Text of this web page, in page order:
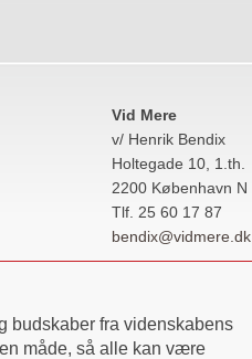
Vid Mere
v/ Henrik Bendix
Holtegade 10, 1.th.
2200 København N
Tlf. 25 60 17 87
bendix@vidmere.dk
budskaber fra videnskabens
måde, så alle kan være